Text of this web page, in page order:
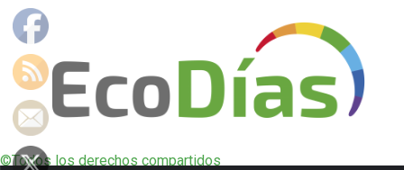
©Todos los derechos compartidos